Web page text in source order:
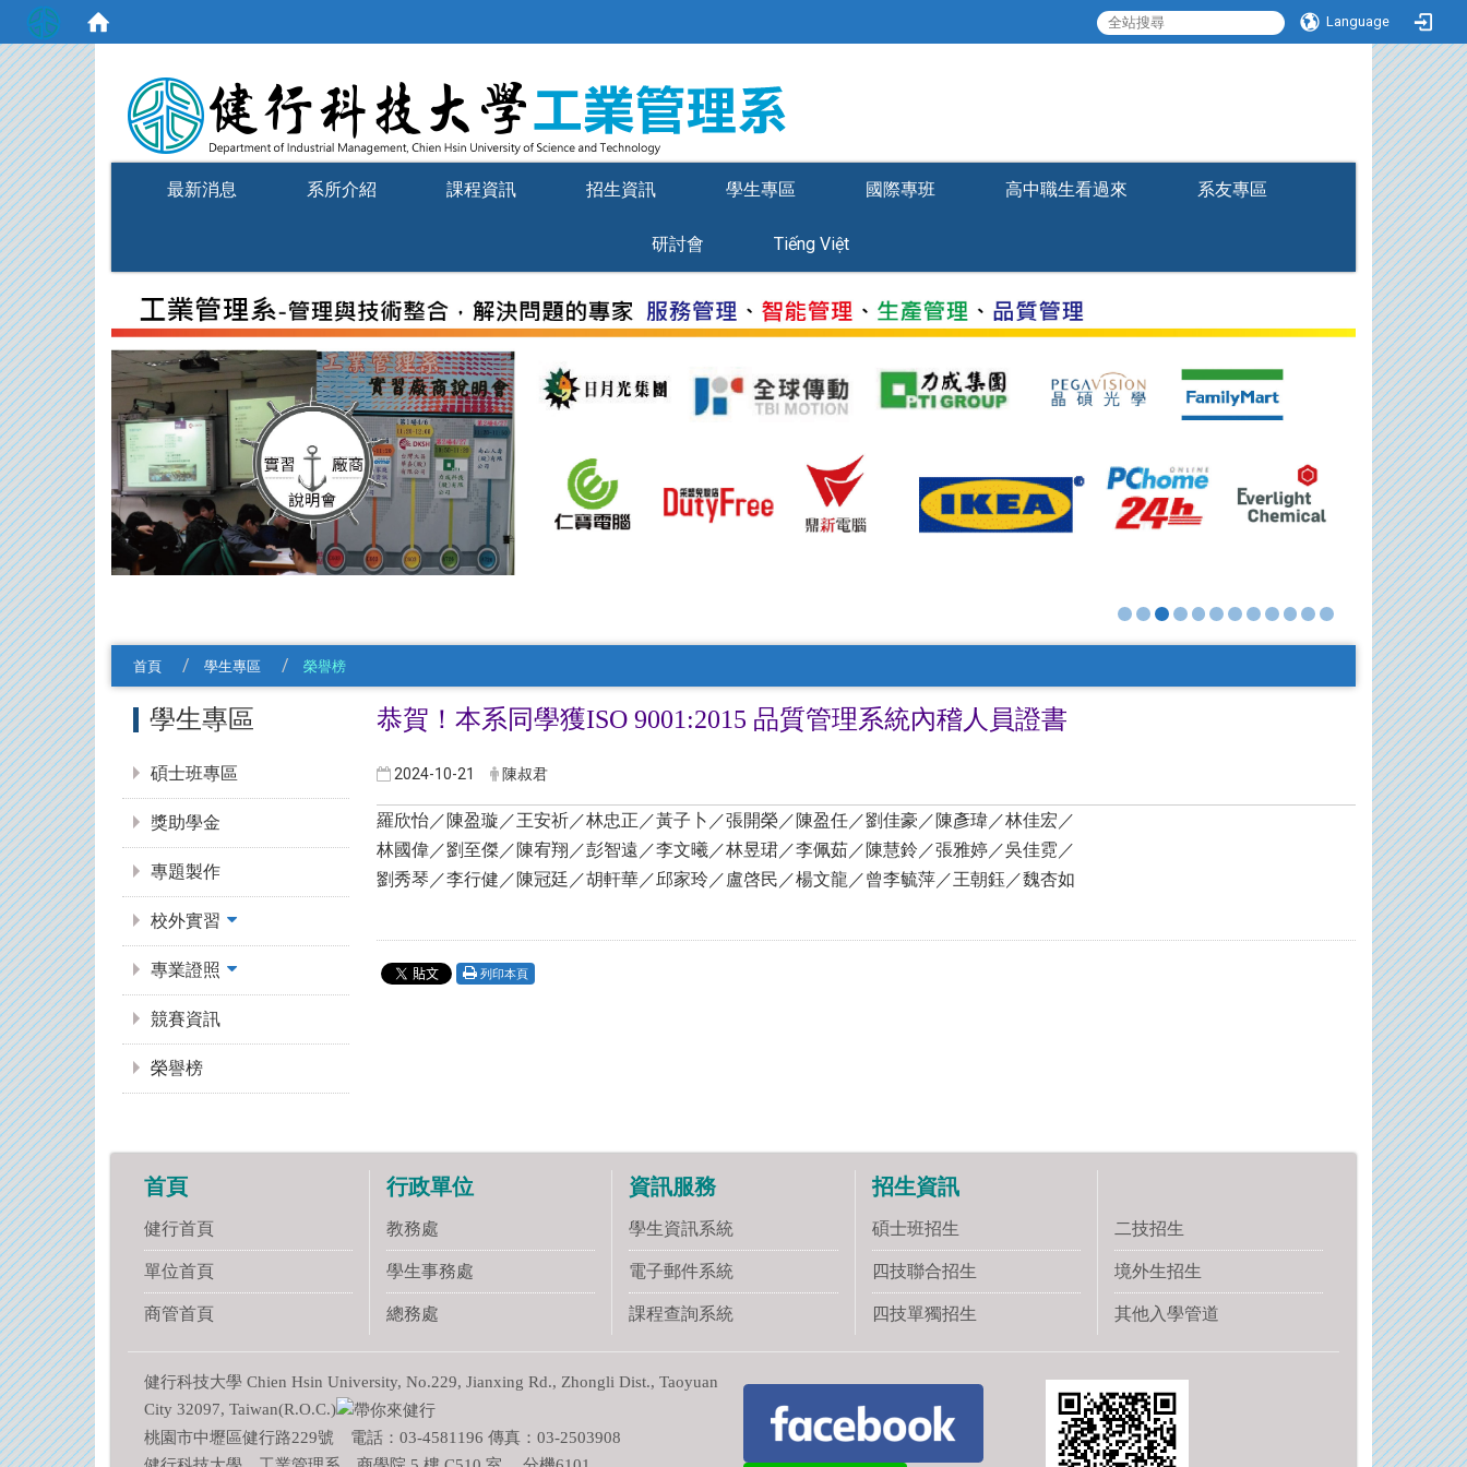
Language
最新消息 系所介紹 課程資訊 招生資訊 學生專區 國際專班 高中職生看過來 系友專區
研討會 Tiếng Việt
首頁 學生專區 榮譽榜
學生專區
碩士班專區
獎助學金
專題製作
校外實習
專業證照
競賽資訊
榮譽榜
恭賀！本系同學獲ISO 9001:2015 品質管理系統內稽人員證書
2024-10-21 陳叔君
羅欣怡／陳盈璇／王安祈／林忠正／黃子卜／張開榮／陳盈任／劉佳豪／陳彥瑋／林佳宏／
林國偉／劉至傑／陳宥翔／彭智遠／李文曦／林昱珺／李佩茹／陳慧鈴／張雅婷／吳佳霓／
劉秀琴／李行健／陳冠廷／胡軒華／邱家玲／盧啓民／楊文龍／曾李毓萍／王朝鈺／魏杏如
列印本頁
首頁
健行首頁
單位首頁
商管首頁
行政單位
教務處
學生事務處
總務處
資訊服務
學生資訊系統
電子郵件系統
課程查詢系統
招生資訊
碩士班招生
四技聯合招生
四技單獨招生
二技招生
境外生招生
其他入學管道
健行科技大學 Chien Hsin University, No.229, Jianxing Rd., Zhongli Dist., Taoyuan
City 32097, Taiwan(R.O.C.)
桃園市中壢區健行路229號 電話：03-4581196 傳真：03-2503908